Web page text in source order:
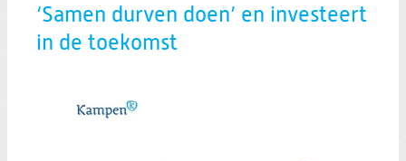
‘Samen durven doen’ en investeert
in de toekomst